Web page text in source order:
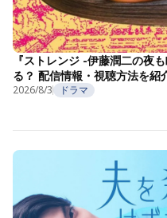
『ストレンジ -伊藤潤二の夜
る？ 配信情報・視聴方法を紹
2026/8/3 ドラマ